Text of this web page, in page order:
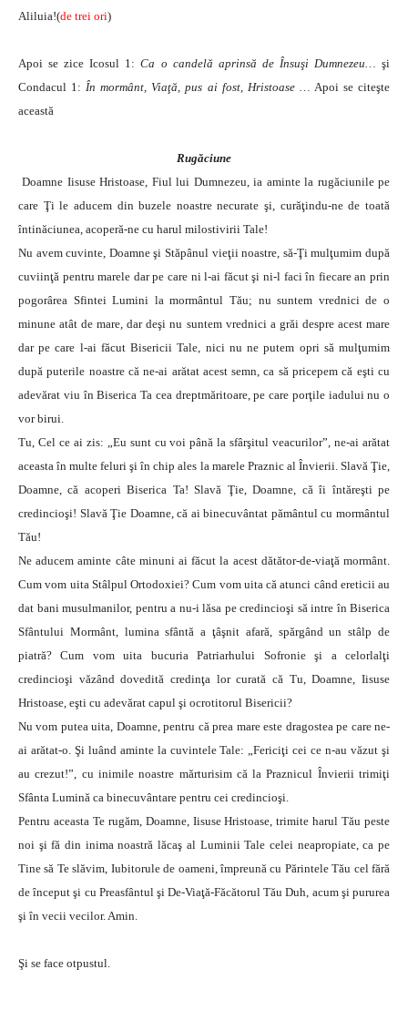
Aliluia!(de trei ori)
Apoi se zice Icosul 1:Ca o candelă aprinsă de Însuşi Dumnezeu…
şi
Condacul 1: În mormânt, Viaţă, pus ai fost, Hristoase …
Apoi se citeşte
această
Rugăciune
Doamne Iisuse Hristoase, Fiul lui Dumnezeu, ia aminte la rugăciunile pe
care Ţi le aducem din buzele noastre necurate şi, curăţindu-ne de toată
întinăciunea, acoperă-ne cu harul milostivirii Tale!
Nu avem cuvinte, Doamne şi Stăpânul vieţii noastre, să-Ţi mulţumim după
cuviinţă pentru marele dar pe care ni l-ai făcut şi ni-l faci în fiecare an prin
pogorârea Sfintei Lumini la mormântul Tău; nu suntem vrednici de o
minune atât de mare, dar deşi nu suntem vrednici a grăi despre acest mare
dar pe care l-ai făcut Bisericii Tale, nici nu ne putem opri să mulţumim
după puterile noastre că ne-ai arătat acest semn, ca să pricepem că eşti cu
adevărat viu în Biserica Ta cea dreptmăritoare, pe care porţile iadului nu o
vor birui.
Tu, Cel ce ai zis: „Eu sunt cu voi până la sfârşitul veacurilor”, ne-ai arătat
aceasta în multe feluri şi în chip ales la marele Praznic al Învierii. Slavă Ţie,
Doamne, că acoperi Biserica Ta! Slavă Ţie, Doamne, că îi întăreşti pe
credincioşi! Slavă Ţie Doamne, că ai binecuvântat pământul cu mormântul
Tău!
Ne aducem aminte câte minuni ai făcut la acest dătător-de-viaţă mormânt.
Cum vom uita Stâlpul Ortodoxiei? Cum vom uita că atunci când ereticii au
dat bani musulmanilor, pentru a nu-i lăsa pe credincioşi să intre în Biserica
Sfântului Mormânt, lumina sfântă a ţâşnit afară, spărgând un stâlp de
piatră? Cum vom uita bucuria Patriarhului Sofronie şi a celorlalţi
credincioşi văzând dovedită credinţa lor curată că Tu, Doamne, Iisuse
Hristoase, eşti cu adevărat capul şi ocrotitorul Bisericii?
Nu vom putea uita, Doamne, pentru că prea mare este dragostea pe care ne-
ai arătat-o. Şi luând aminte la cuvintele Tale: „Fericiţi cei ce n-au văzut şi
au crezut!”, cu inimile noastre mărturisim că la Praznicul Învierii trimiţi
Sfânta Lumină ca binecuvântare pentru cei credincioşi.
Pentru aceasta Te rugăm, Doamne, Iisuse Hristoase, trimite harul Tău peste
noi şi fă din inima noastră lăcaş al Luminii Tale celei neapropiate, ca pe
Tine să Te slăvim, Iubitorule de oameni, împreună cu Părintele Tău cel fără
de început şi cu Preasfântul şi De-Viaţă-Făcătorul Tău Duh, acum şi pururea
şi în vecii vecilor. Amin.
Şi se face otpustul.